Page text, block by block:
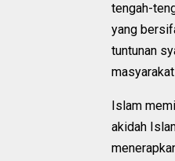
tengah-
yang
tuntunan
Islam
akidah